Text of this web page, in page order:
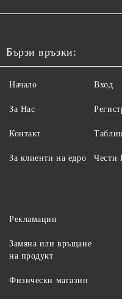
Бързи връзки:
Начало
За Нас
Контакт
За клиенти на едро
Вход
Чести
Рекламации
Замяна или връщане
на продукт
Физически магазин